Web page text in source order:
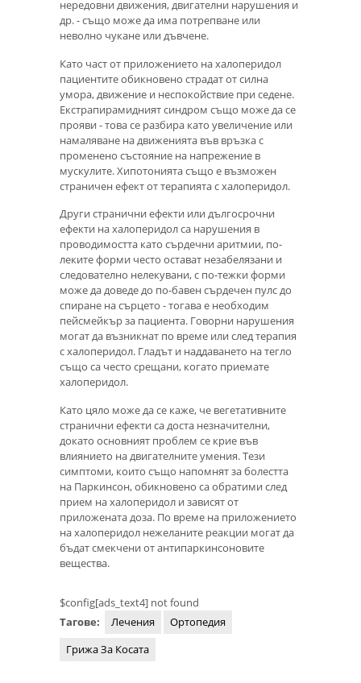
нередовни движения, двигателни нарушения и
др. - също може да има потрепване или
неволно чукане или дъвчене.
Като част от приложението на халоперидол
пациентите обикновено страдат от силна
умора, движение и неспокойствие при седене.
Екстрапирамидният синдром също може да се
прояви - това се разбира като увеличение или
намаляване на движенията във връзка с
променено състояние на напрежение в
мускулите. Хипотонията също е възможен
страничен ефект от терапията с халоперидол.
Други странични ефекти или дългосрочни
ефекти на халоперидол са нарушения в
проводимостта като сърдечни аритмии, по-
леките форми често остават незабелязани и
следователно нелекувани, с по-тежки форми
може да доведе до по-бавен сърдечен пулс до
спиране на сърцето - тогава е необходим
пейсмейкър за пациента. Говорни нарушения
могат да възникнат по време или след терапия
с халоперидол. Гладът и наддаването на тегло
също са често срещани, когато приемате
халоперидол.
Като цяло може да се каже, че вегетативните
странични ефекти са доста незначителни,
докато основният проблем се крие във
влиянието на двигателните умения. Тези
симптоми, които също напомнят за болестта
на Паркинсон, обикновено са обратими след
прием на халоперидол и зависят от
приложената доза. По време на приложението
на халоперидол нежеланите реакции могат да
бъдат смекчени от антипаркинсоновите
вещества.
$config[ads_text4] not found
Тагове:
Лечения
Ортопедия
Грижа За Косата